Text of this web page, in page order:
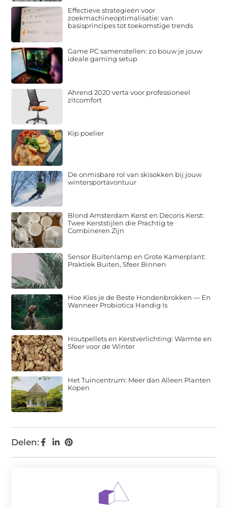
Delen:
Effectieve strategieën voor
zoekmachineoptimalisatie: van
basisprincipes tot toekomstige trends
Game PC samenstellen: zo bouw je jouw
ideale gaming setup
Ahrend 2020 verta voor professioneel
zitcomfort
Kip poelier
De onmisbare rol van skisokken bij jouw
wintersportavontuur
Blond Amsterdam Kerst en Decoris Kerst:
Twee Kerststijlen die Prachtig te
Combineren Zijn
Sensor Buitenlamp en Grote Kamerplant:
Praktiek Buiten, Sfeer Binnen
Hoe Kies je de Beste Hondenbrokken — En
Wanneer Probiotica Handig Is
Houtpellets en Kerstverlichting: Warmte en
Sfeer voor de Winter
Het Tuincentrum: Meer dan Alleen Planten
Kopen